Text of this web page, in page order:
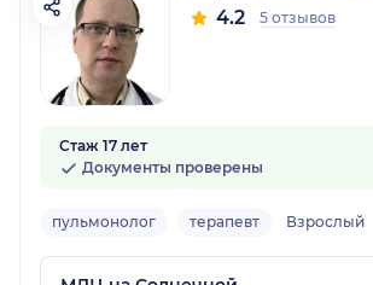
4.2 5 отзывов
Стаж 17 лет
Документы проверены
пульмонолог терапевт Взрослый